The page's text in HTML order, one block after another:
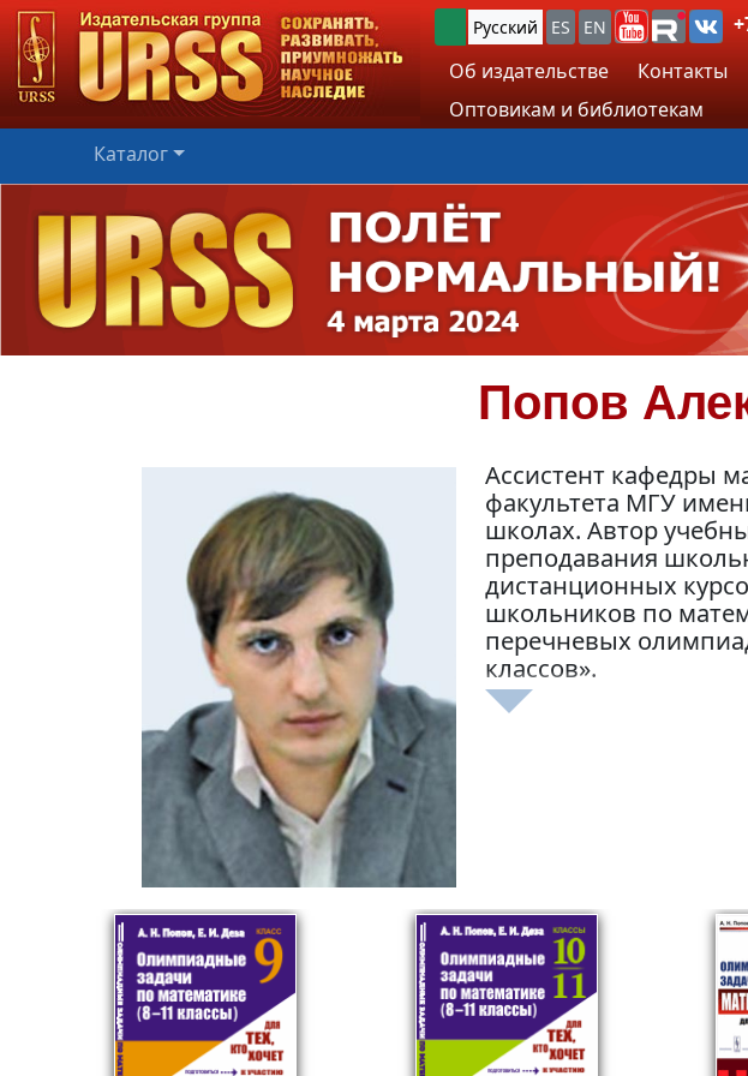
Русский ES EN
Об издательстве
Контакты
Оптовикам и библиотекам
Каталог
Попов
Ассистент кафедры
факультета МГУ
школах. Автор
преподавания
дистанционных
школьников по
перечневых
классов».